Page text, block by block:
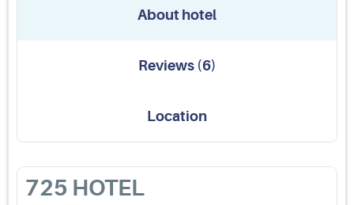
About hotel
Reviews(6)
Location
725 HOTEL